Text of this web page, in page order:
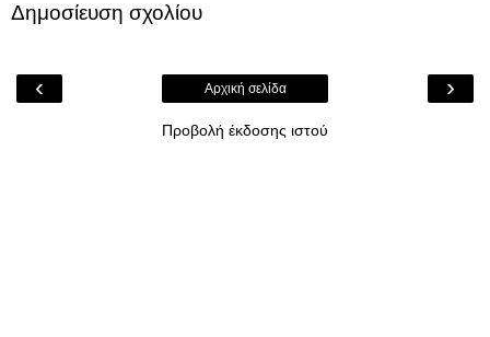
Δημοσίευση σχολίου
‹ ›
Αρχική σελίδα
Προβολή έκδοσης ιστού